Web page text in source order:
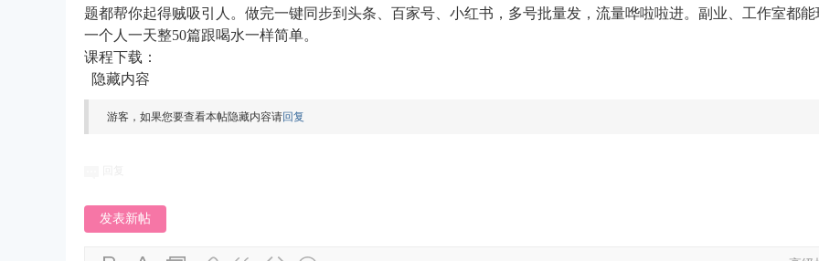
题都帮你起得贼吸引人。做完一键同步到头条、百家号、小红书，多号批量发，流量哗啦啦进。副业、工作室都能
一个人一天整50篇跟喝水一样简单。
课程下载：
隐藏内容
游客，如果您要查看本帖隐藏内容请回复
发表新帖